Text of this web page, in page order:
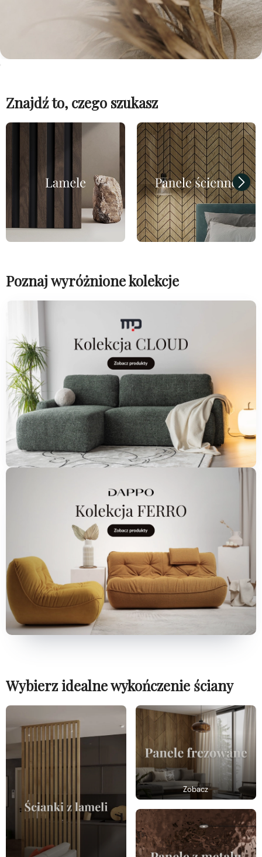
Znajdź to, czego szukasz
Poznaj wyróżnione kolekcje
Wybierz idealne wykończenie ściany
Zobacz